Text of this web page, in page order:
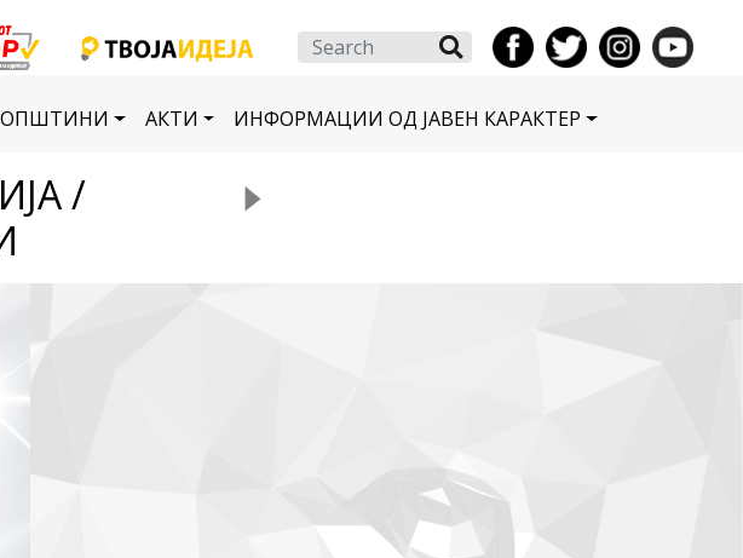
Search
ОПШТИНИ АКТИ ИНФОРМАЦИИ ОД ЈАВЕН КАРАКТЕР
/